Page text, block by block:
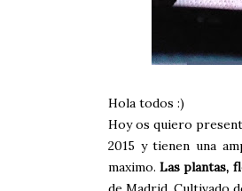
Hola todos :)
Hoy os quiero
2015 y tienen una
maximo.Las plantas,